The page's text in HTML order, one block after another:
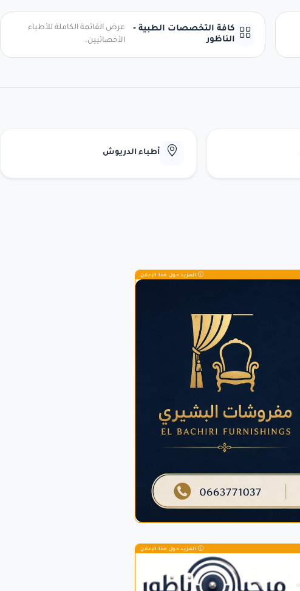
كافة التخصصات الطبية -
الناظور
عرض القائمة الكاملة للأطباء
الأخصائيين.
أطباء الدريوش
المزيد حول هذا الإعلان
المزيد حول هذا الإعلان